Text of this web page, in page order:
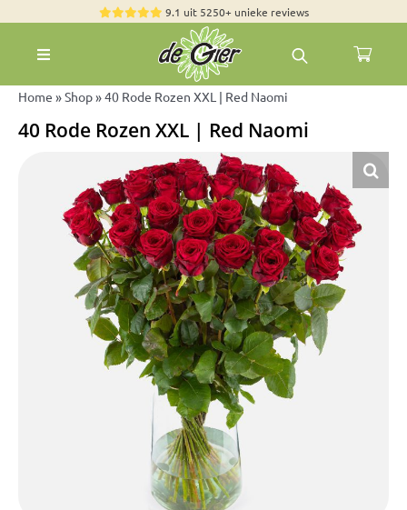
9.1 uit 5250+ unieke reviews
Toggle
Rozen
Zomerbloemen
Exclusieve boeketten
Boeketten
Pioenrozen
Groen & Decoratief
Bloemen per soort
Bloemenpakketten
Home »Shop»40 Rode Rozen XXL | Red Naomi
40 Rode Rozen XXL | Red Naomi